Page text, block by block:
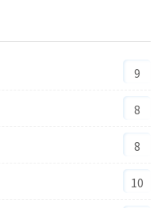
9
8
8
10